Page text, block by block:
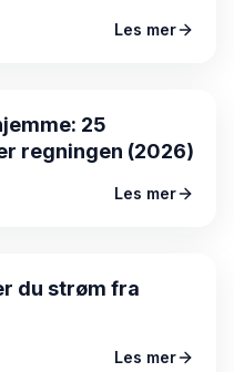
Les mer
25
regningen (2026)
Les mer
du strøm fra
Les mer